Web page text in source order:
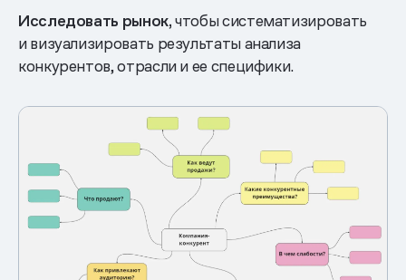
Исследовать рынок,чтобы систематизировать
и визуализировать результаты анализа
конкурентов, отрасли и ее специфики.